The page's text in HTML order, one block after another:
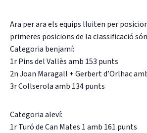
Ara per ara els equips lluiten per
primeres posicions de la classificació
Categoria benjamí:
1r Pins del Vallès amb 153 punts
2n Joan Maragall + Gerbert d’Orlhac
3r Collserola amb 134 punts
Categoria aleví:
1r Turó de Can Mates 1 amb 161 punts
SUPORT TERCER